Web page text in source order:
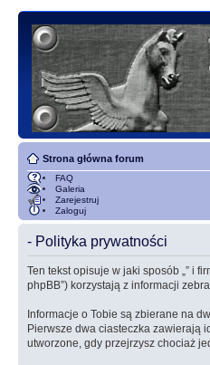
Strona główna forum
FAQ
Galeria
Zarejestruj
Zaloguj
- Polityka prywatności
Ten tekst opisuje w jaki sposób „” i
phpBB”) korzystają z informacji
Informacje o Tobie są zbierane na
Pierwsze dwa ciasteczka zawierają
utworzone, gdy przejrzysz chociaż